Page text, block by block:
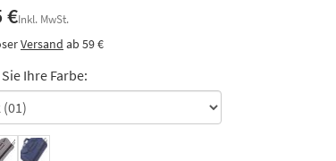
€Inkl. MwSt.
Versand ab 59 €
Ihre Farbe: